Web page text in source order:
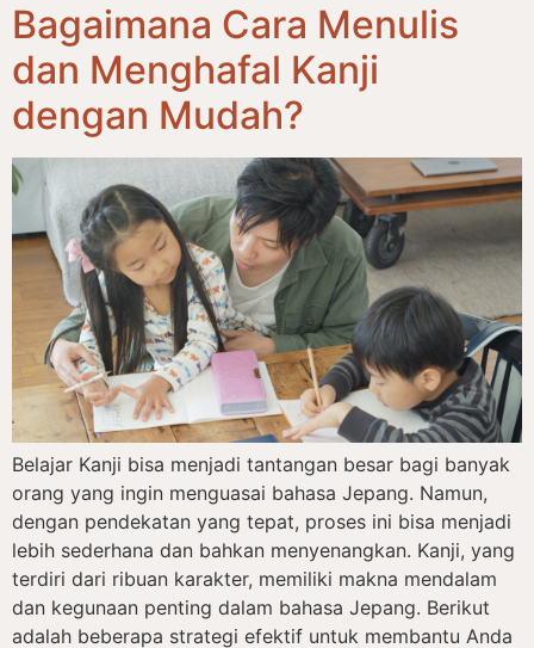
Bagaimana Cara Menulis
dan Menghafal Kanji
dengan Mudah?
Belajar Kanji bisa menjadi tantangan besar bagi banyak
orang yang ingin menguasai bahasa Jepang. Namun,
dengan pendekatan yang tepat, proses ini bisa menjadi
lebih sederhana dan bahkan menyenangkan. Kanji, yang
terdiri dari ribuan karakter, memiliki makna mendalam
dan kegunaan penting dalam bahasa Jepang. Berikut
adalah beberapa strategi efektif untuk membantu Anda